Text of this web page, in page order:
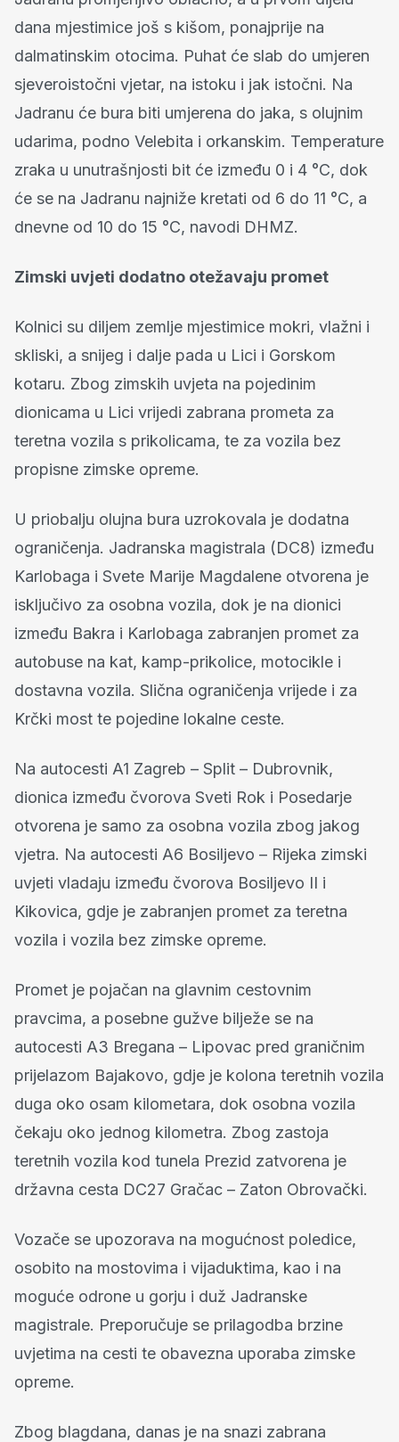
dana mjestimice još s kišom, ponajprije na
dalmatinskim otocima. Puhat će slab do umjeren
sjeveroistočni vjetar, na istoku i jak istočni. Na
Jadranu će bura biti umjerena do jaka, s olujnim
udarima, podno Velebita i orkanskim. Temperature
zraka u unutrašnjosti bit će između 0 i 4 °C, dok
će se na Jadranu najniže kretati od 6 do 11 °C, a
dnevne od 10 do 15 °C, navodi DHMZ.
Zimski uvjeti dodatno otežavaju promet
Kolnici su diljem zemlje mjestimice mokri, vlažni i
skliski, a snijeg i dalje pada u Lici i Gorskom
kotaru. Zbog zimskih uvjeta na pojedinim
dionicama u Lici vrijedi zabrana prometa za
teretna vozila s prikolicama, te za vozila bez
propisne zimske opreme.
U priobalju olujna bura uzrokovala je dodatna
ograničenja. Jadranska magistrala (DC8) između
Karlobaga i Svete Marije Magdalene otvorena je
isključivo za osobna vozila, dok je na dionici
između Bakra i Karlobaga zabranjen promet za
autobuse na kat, kamp-prikolice, motocikle i
dostavna vozila. Slična ograničenja vrijede i za
Krčki most te pojedine lokalne ceste.
Na autocesti A1 Zagreb – Split – Dubrovnik,
dionica između čvorova Sveti Rok i Posedarje
otvorena je samo za osobna vozila zbog jakog
vjetra. Na autocesti A6 Bosiljevo – Rijeka zimski
uvjeti vladaju između čvorova Bosiljevo II i
Kikovica, gdje je zabranjen promet za teretna
vozila i vozila bez zimske opreme.
Promet je pojačan na glavnim cestovnim
pravcima, a posebne gužve bilježe se na
autocesti A3 Bregana – Lipovac pred graničnim
prijelazom Bajakovo, gdje je kolona teretnih vozila
duga oko osam kilometara, dok osobna vozila
čekaju oko jednog kilometra. Zbog zastoja
teretnih vozila kod tunela Prezid zatvorena je
državna cesta DC27 Gračac – Zaton Obrovački.
Vozače se upozorava na mogućnost poledice,
osobito na mostovima i vijaduktima, kao i na
moguće odrone u gorju i duž Jadranske
magistrale. Preporučuje se prilagodba brzine
uvjetima na cesti te obavezna uporaba zimske
opreme.
Zbog blagdana, danas je na snazi zabrana